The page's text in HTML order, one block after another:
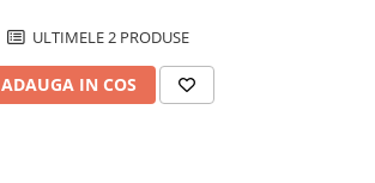
ULTIMELE 2 PRODUSE
ADAUGA IN COS